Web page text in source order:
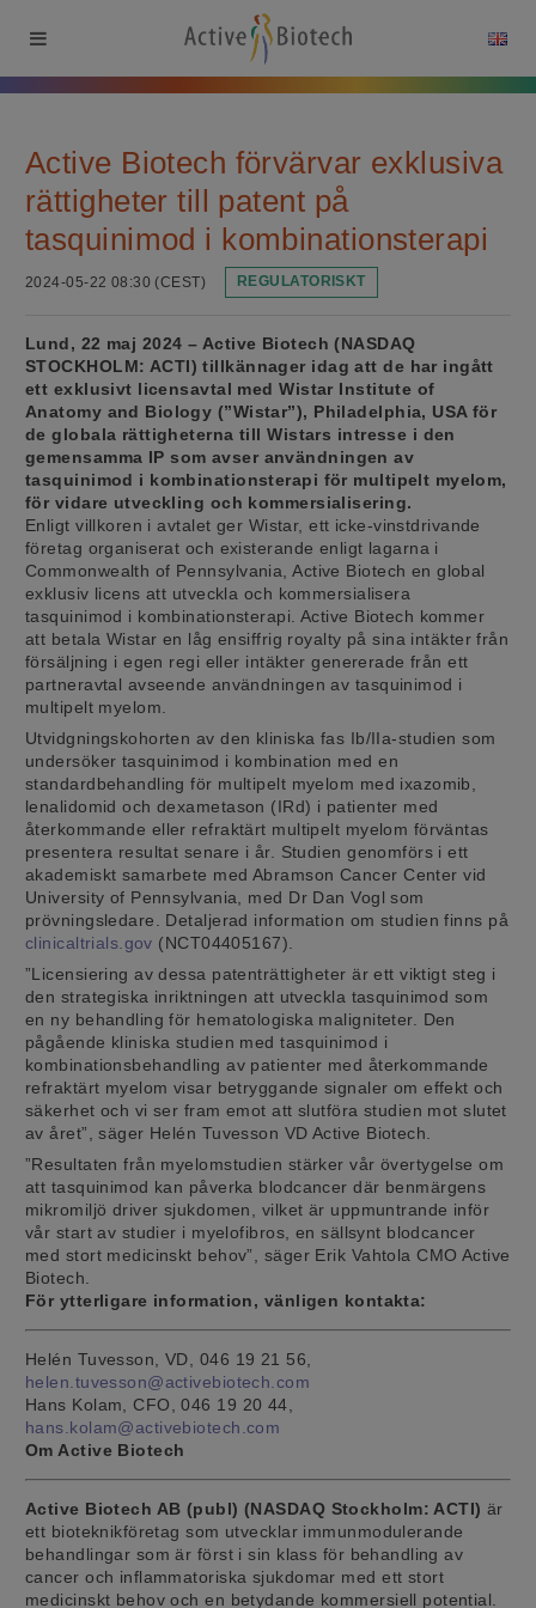
Active Biotech förvärvar exklusiva
rättigheter till patent på
tasquinimod i kombinationsterapi
2024-05-22 08:30 (CEST) REGULATORISKT
Lund, 22 maj 2024 – Active Biotech (NASDAQ
STOCKHOLM: ACTI) tillkännager idag att de har ingått
ett exklusivt licensavtal med Wistar Institute of
Anatomy and Biology (”Wistar”), Philadelphia, USA för
de globala rättigheterna till Wistars intresse i den
gemensamma IP som avser användningen av
tasquinimod i kombinationsterapi för multipelt myelom,
för vidare utveckling och kommersialisering.
Enligt villkoren i avtalet ger Wistar, ett icke-vinstdrivande
företag organiserat och existerande enligt lagarna i
Commonwealth of Pennsylvania, Active Biotech en global
exklusiv licens att utveckla och kommersialisera
tasquinimod i kombinationsterapi. Active Biotech kommer
att betala Wistar en låg ensiffrig royalty på sina intäkter från
försäljning i egen regi eller intäkter genererade från ett
partneravtal avseende användningen av tasquinimod i
multipelt myelom.
Utvidgningskohorten av den kliniska fas Ib/IIa-studien som
undersöker tasquinimod i kombination med en
standardbehandling för multipelt myelom med ixazomib,
lenalidomid och dexametason (IRd) i patienter med
återkommande eller refraktärt multipelt myelom förväntas
presentera resultat senare i år. Studien genomförs i ett
akademiskt samarbete med Abramson Cancer Center vid
University of Pennsylvania, med Dr Dan Vogl som
prövningsledare. Detaljerad information om studien finns på
clinicaltrials.gov (NCT04405167).
”Licensiering av dessa patenträttigheter är ett viktigt steg i
den strategiska inriktningen att utveckla tasquinimod som
en ny behandling för hematologiska maligniteter. Den
pågående kliniska studien med tasquinimod i
kombinationsbehandling av patienter med återkommande
refraktärt myelom visar betryggande signaler om effekt och
säkerhet och vi ser fram emot att slutföra studien mot slutet
av året”, säger Helén Tuvesson VD Active Biotech.
”Resultaten från myelomstudien stärker vår övertygelse om
att tasquinimod kan påverka blodcancer där benmärgens
mikromiljö driver sjukdomen, vilket är uppmuntrande inför
vår start av studier i myelofibros, en sällsynt blodcancer
med stort medicinskt behov”, säger Erik Vahtola CMO Active
Biotech.
För ytterligare information, vänligen kontakta:
Helén Tuvesson, VD, 046 19 21 56,
helen.tuvesson@activebiotech.com
Hans Kolam, CFO, 046 19 20 44,
hans.kolam@activebiotech.com
Om Active Biotech
Active Biotech AB (publ) (NASDAQ Stockholm: ACTI) är
ett bioteknikföretag som utvecklar immunmodulerande
behandlingar som är först i sin klass för behandling av
cancer och inflammatoriska sjukdomar med ett stort
medicinskt behov och en betydande kommersiell potential.